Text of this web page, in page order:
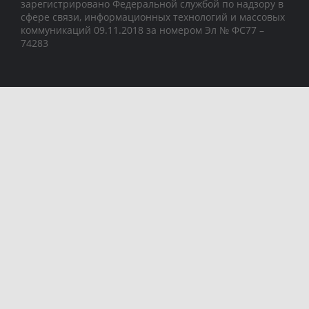
зарегистрировано Федеральной службой по надзору в
сфере связи, информационных технологий и массовых
коммуникаций 09.11.2018 за номером Эл № ФС77 –
74283